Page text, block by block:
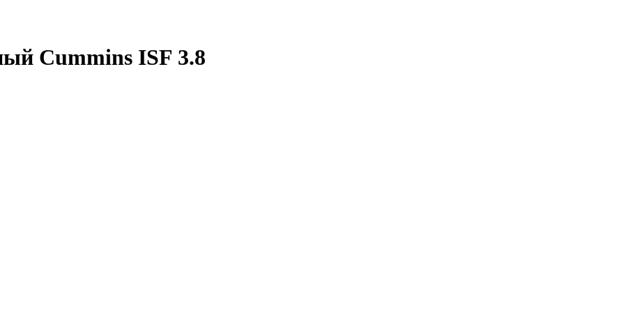
Cummins ISF 3.8